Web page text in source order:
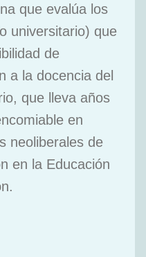
que evalúa los
universitario) que
de
a la docencia del
que lleva años
en
neoliberales de
en la Educación